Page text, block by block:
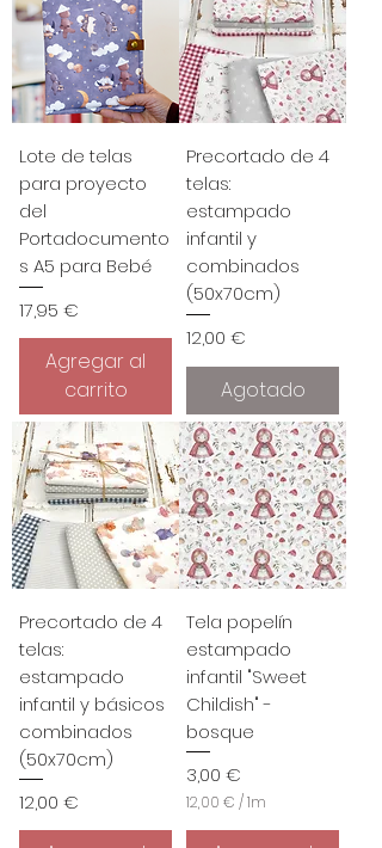
o
M
t
oLote de telas
para proyecto
del
Portadocumento
s A5 para Bebé
Precio
17,95 €
Agregar al
carrito
Precortado de 4
telas:
estampado
infantil y
combinados
(50x70cm)
Precio
12,00 €
Agotado
Precortado de 4
telas:
estampado
infantil y básicos
combinados
(50x70cm)
Precio
12,00 €
Tela popelín
estampado
infantil "Sweet
Childish" -
bosque
Precio
3,00 €
12,00 € /1m